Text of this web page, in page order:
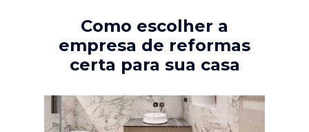
Como escolher a
empresa de reformas
certa para sua casa